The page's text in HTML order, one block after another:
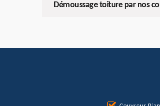
Démoussage toiture par nos